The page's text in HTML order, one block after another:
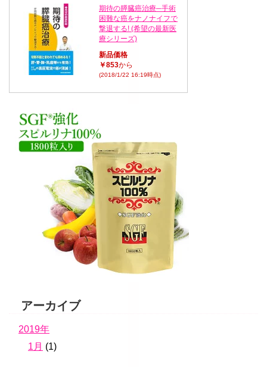
期待の膵臓癌治療─手術
困難な癌をナノナイフで
撃退する! (希望の最新医
療シリーズ)
新品価格
￥853から
(2018/1/22 16:19時点)
アーカイブ
2019年
1月 (1)